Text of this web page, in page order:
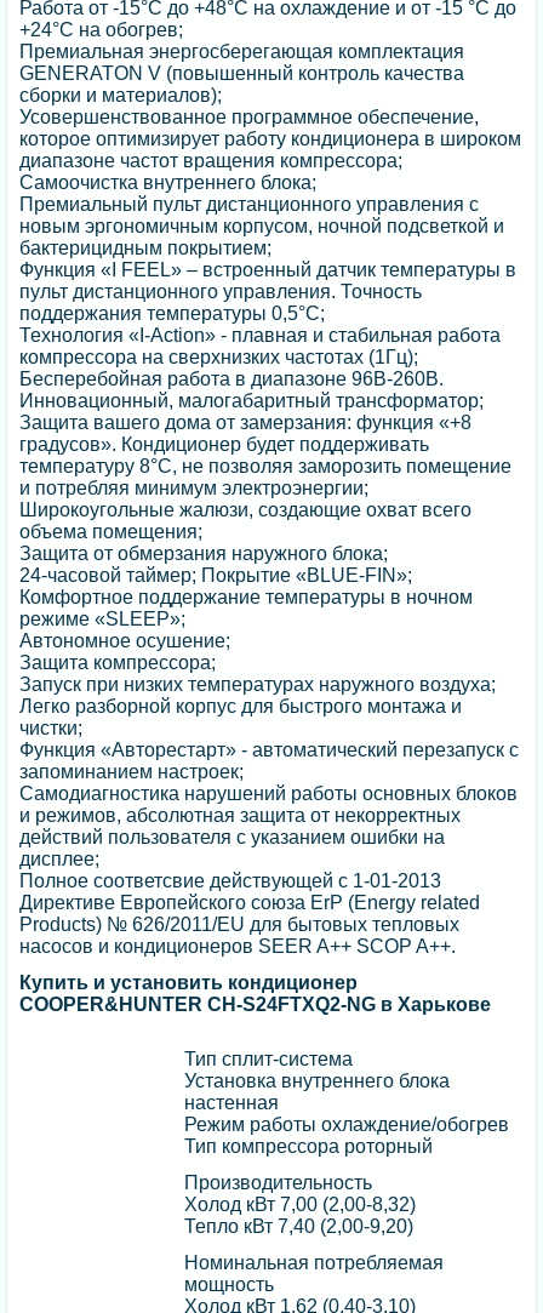
Работа от -15°С до +48°С на охлаждение и от -15 °С до
+24°С на обогрев;
Премиальная энергосберегающая комплектация
GENERATON V (повышенный контроль качества
сборки и материалов);
Усовершенствованное программное обеспечение,
которое оптимизирует работу кондиционера в широком
диапазоне частот вращения компрессора;
Самоочистка внутреннего блока;
Премиальный пульт дистанционного управления с
новым эргономичным корпусом, ночной подсветкой и
бактерицидным покрытием;
Функция «I FEEL» – встроенный датчик температуры в
пульт дистанционного управления. Точность
поддержания температуры 0,5°С;
Технология «I-Action» - плавная и стабильная работа
компрессора на сверхнизких частотах (1Гц);
Бесперебойная работа в диапазоне 96В-260В.
Инновационный, малогабаритный трансформатор;
Защита вашего дома от замерзания: функция «+8
градусов». Кондиционер будет поддерживать
температуру 8°С, не позволяя заморозить помещение
и потребляя минимум электроэнергии;
Широкоугольные жалюзи, создающие охват всего
объема помещения;
Защита oт обмерзания наружного блока;
24-часовой таймер; Покрытие «BLUE-FIN»;
Комфортное поддержание температуры в ночном
режиме «SLEEP»;
Автономное осушение;
Защита компрессора;
Запуск при низких температурах наружного воздуха;
Легко разборной корпус для быстрого монтажа и
чистки;
Функция «Авторестарт» - автоматический перезапуск с
запоминанием настроек;
Самодиагностика нарушений работы основных блоков
и режимов, абсолютная защита от некорректных
действий пользователя с указанием ошибки на
дисплее;
Полное соответсвие действующей c 1-01-2013
Директиве Европейского союза ErP (Energy related
Products) № 626/2011/EU для бытовых тепловых
насосов и кондиционеров SEER A++ SCOP A++.
Купить и установить кондиционер
COOPER&HUNTER CH-S24FTXQ2-NG в Харькове
Тип сплит-система
Установка внутреннего блока
настенная
Режим работы охлаждение/обогрев
Тип компрессора роторный
Производительность
Холод кВт 7,00 (2,00-8,32)
Тепло кВт 7,40 (2,00-9,20)
Номинальная потребляемая
мощность
Холод кВт 1,62 (0,40-3,10)